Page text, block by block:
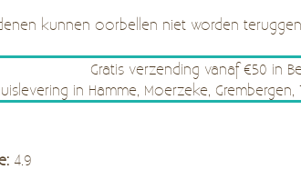
kunnen oorbellen niet worden
Gratis verzending vanaf €50 in
in Hamme, Moerzeke,
4.9